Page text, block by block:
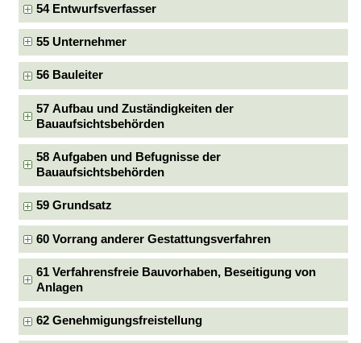
54 Entwurfsverfasser
55 Unternehmer
56 Bauleiter
57 Aufbau und Zuständigkeiten der
Bauaufsichtsbehörden
58 Aufgaben und Befugnisse der
Bauaufsichtsbehörden
59 Grundsatz
60 Vorrang anderer Gestattungsverfahren
61 Verfahrensfreie Bauvorhaben, Beseitigung von
Anlagen
62 Genehmigungsfreistellung